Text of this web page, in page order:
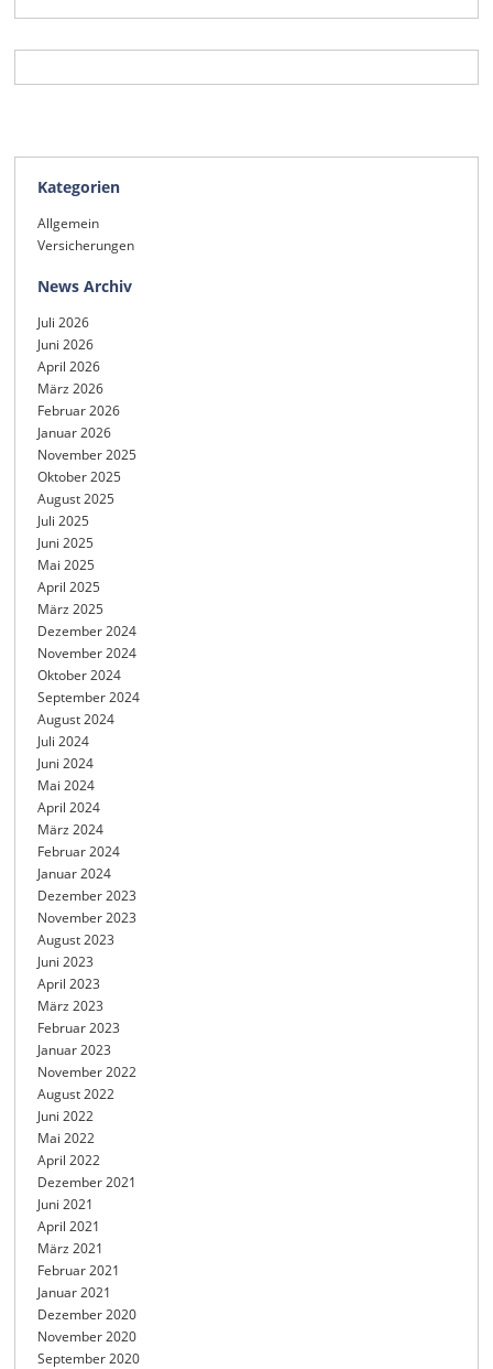
Kategorien
Allgemein
Versicherungen
News Archiv
Juli 2026
Juni 2026
April 2026
März 2026
Februar 2026
Januar 2026
November 2025
Oktober 2025
August 2025
Juli 2025
Juni 2025
Mai 2025
April 2025
März 2025
Dezember 2024
November 2024
Oktober 2024
September 2024
August 2024
Juli 2024
Juni 2024
Mai 2024
April 2024
März 2024
Februar 2024
Januar 2024
Dezember 2023
November 2023
August 2023
Juni 2023
April 2023
März 2023
Februar 2023
Januar 2023
November 2022
August 2022
Juni 2022
Mai 2022
April 2022
Dezember 2021
Juni 2021
April 2021
März 2021
Februar 2021
Januar 2021
Dezember 2020
November 2020
September 2020